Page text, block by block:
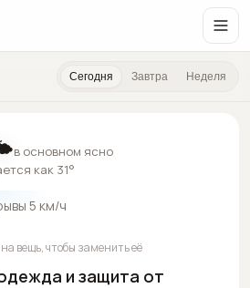
Сегодня Завтра Неделя
в основном ясно
как 31°
5 км/ч
и защита от
вещь, чтобы заменить её